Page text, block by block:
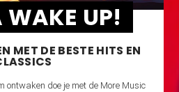
WAKE UP!
MET DE BESTE HITS EN
ontwaken doe je met de More Music